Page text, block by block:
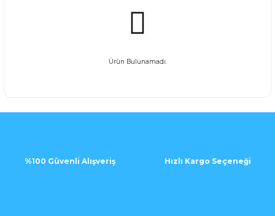
Ürün Bulunamadı.
%100 Güvenli Alışveriş Hızlı Kargo Seçeneği